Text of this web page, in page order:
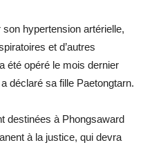
hypertension artérielle,
et d’autres
été opéré le mois dernier
déclaré sa fille Paetongtarn.
destinées à Phongsaward
à la justice, qui devra